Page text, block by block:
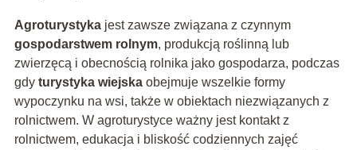
Agroturystykajest zawsze związana z czynnym
gospodarstwem rolnym, produkcją roślinną lub
zwierzęcą i obecnością rolnika jako gospodarza, podczas
gdy turystyka wiejskaobejmuje wszelkie formy
wypoczynku na wsi, także w obiektach niezwiązanych z
rolnictwem. W agroturystyce ważny jest kontakt z
rolnictwem, edukacja i bliskość codziennych zajęć